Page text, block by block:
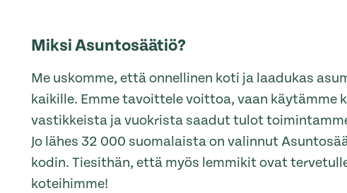
Miksi Asuntosäätiö?
Me uskomme, että onnellinen koti ja laadukas
kaikille. Emme tavoittele voittoa, vaan käytämme
vastikkeista ja vuokrista saadut tulot
Jo lähes 32 000 suomalaista on valinnut
kodin. Tiesithän, että myös lemmikit ovat
koteihimme!